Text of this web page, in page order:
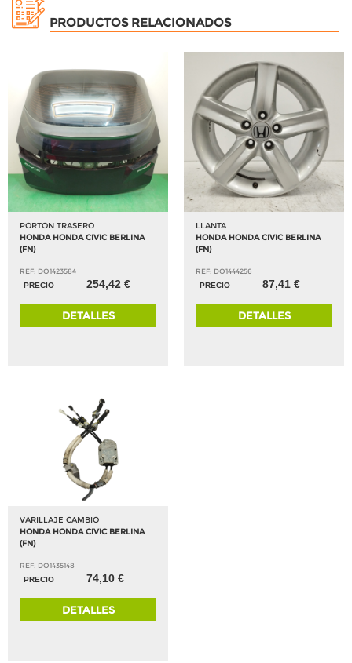
PRODUCTOS RELACIONADOS
PORTON TRASERO
HONDA HONDA CIVIC BERLINA
(FN)
REF: DO1423584
PRECIO
254,42 €
DETALLES
LLANTA
HONDA HONDA CIVIC BERLINA
(FN)
REF: DO1444256
PRECIO
87,41 €
DETALLES
VARILLAJE CAMBIO
HONDA HONDA CIVIC BERLINA
(FN)
REF: DO1435148
PRECIO
74,10 €
DETALLES